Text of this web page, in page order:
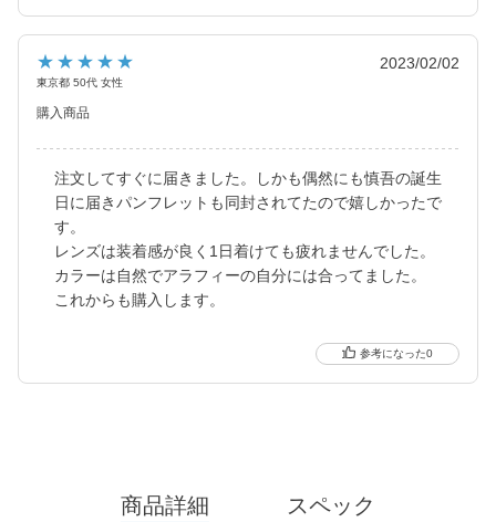
★★★★★
東京都 50代 女性
2023/02/02
購入商品
注文してすぐに届きました。しかも偶然にも慎吾の誕生
日に届きパンフレットも同封されてたので嬉しかったで
す。
レンズは装着感が良く1日着けても疲れませんでした。
カラーは自然でアラフィーの自分には合ってました。
これからも購入します。
0
商品詳細 スペック